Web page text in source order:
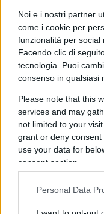
Noi e i nostri partner
come i cookie per
funzionalità per social
Facendo clic di
tecnologia. Puoi
consenso in qualsiasi
Please note that this
services and may
not limited to your
grant or deny
use your data for
consent section.
Personal Data
Sono comunque
non esiste limite
Germania e Gran
evasione fiscale
del resto molto
incentivi
creano un effetto
per cui chi
transazione
vende